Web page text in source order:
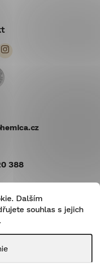
Dalším
souhlas s jejich
388